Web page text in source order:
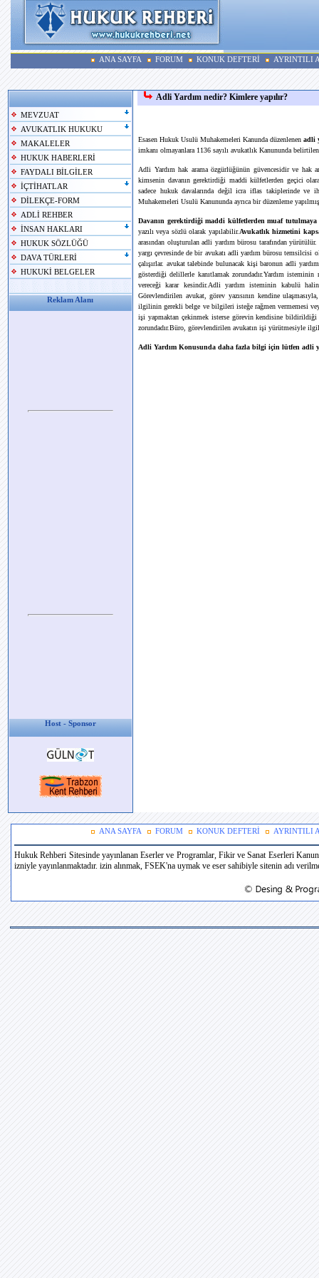
ANA SAYFA FORUM KONUK DEFTERİ AYRINTILI
MEVZUAT
AVUKATLIK HUKUKU
MAKALELER
HUKUK HABERLERİ
FAYDALI BİLGİLER
İÇTİHATLAR
DİLEKÇE-FORM
ADLİ REHBER
İNSAN HAKLARI
HUKUK SÖZLÜĞÜ
DAVA TÜRLERİ
HUKUKİ BELGELER
Reklam Alanı
Host - Sponsor
Adli Yardım nedir? Kimlere yapılır?
Esasen Hukuk Usulü Muhakemeleri Kanunda düzenlenen adli
imkanı olmayanlara 1136 sayılı avukatlık Kanununda
Adli Yardım hak arama özgürlüğünün güvencesidir ve hak
kimsenin davanın gerektirdiği maddi külfetlerden geçici
sadece hukuk davalarında değil icra iflas takiplerinde ve
Muhakemeleri Usulü Kanununda ayrıca bir düzenleme
Davanın gerektirdiği maddi külfetlerden muaf
yazılı veya sözlü olarak yapılabilir.Avukatlık hizmetini
arasından oluşturulan adli yardım bürosu tarafından
yargı çevresinde de bir avukatı adli yardım bürosu
çalışırlar. avukat talebinde bulunacak kişi baronun adli
gösterdiği delillerle kanıtlamak zorundadır.Yardım
vereceği karar kesindir.Adli yardım isteminin kabulü
Görevlendirilen avukat, görev yazısının kendine
ilgilinin gerekli belge ve bilgileri isteğe rağmen vermemesi
işi yapmaktan çekinmek isterse görevin kendisine
zorundadır.Büro, görevlendirilen avukatın işi yürütmesiyle
Adli Yardım Konusunda daha fazla bilgi için lütfen adli
ANA SAYFA FORUM KONUK DEFTERİ AYRINTILI
Hukuk Rehberi Sitesinde yayınlanan Eserler ve Programlar, Fikir ve Sanat Eserleri
izniyle yayınlanmaktadır. izin alınmak, FSEK'na uymak ve eser sahibiyle sitenin adı